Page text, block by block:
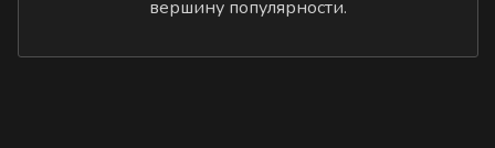
вершину популярности.